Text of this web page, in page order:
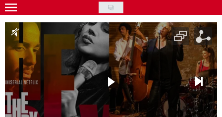
Skip
to
main
content
Gwiazdy
Ludzie
Moda
Uroda
Styl życia